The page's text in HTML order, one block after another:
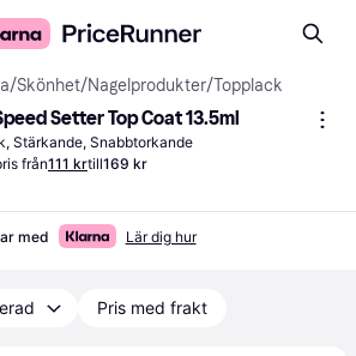
/Skönhet/Nagelprodukter/Topplack
Setter Top Coat 13.5ml
Stärkande, Snabbtorkande
från111 krtill169 kr
med Lär dig hur
Pris med frakt